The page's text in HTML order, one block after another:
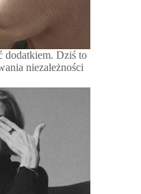
dodatkiem. Dziś to
niezależności